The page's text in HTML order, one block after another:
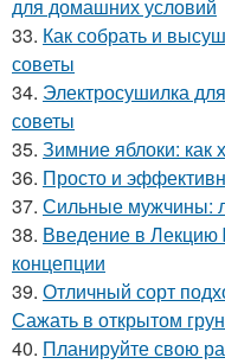
для домашних условий
33. Как собрать и
советы
34. Электросушилка
советы
35. Зимние яблоки: как
36. Просто и
37. Сильные мужчины:
38. Введение в
концепции
39. Отличный сорт
Сажать в открытом
40. Планируйте свою